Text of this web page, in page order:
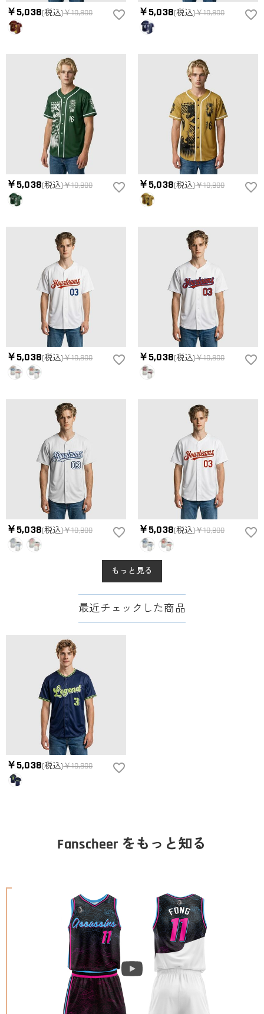
￥5,038(税込)￥10,800 ￥5,038(税込)￥10,800
￥5,038(税込)￥10,800 ￥5,038(税込)￥10,800
￥5,038(税込)￥10,800 ￥5,038(税込)￥10,800
￥5,038(税込)￥10,800 ￥5,038(税込)￥10,800
もっと見る
最近チェックした商品
￥5,038(税込)￥10,800
Fanscheer をもっと知る